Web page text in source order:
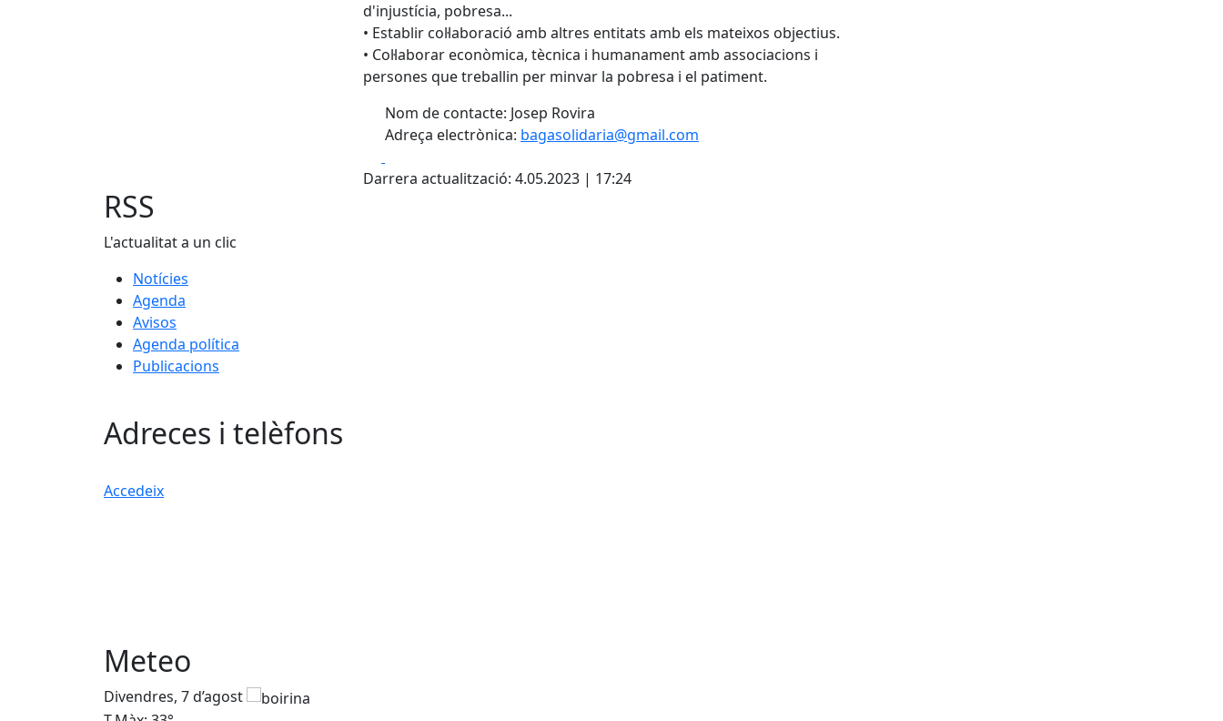
d'injustícia, pobresa...
• Establir col·laboració amb altres entitats amb els mateixos objectius.
• Col·laborar econòmica, tècnica i humanament amb associacions i
persones que treballin per minvar la pobresa i el patiment.
Nom de contacte: Josep Rovira
Adreça electrònica: bagasolidaria@gmail.com
Darrera actualització: 4.05.2023 | 17:24
RSS
L'actualitat a un clic
Notícies
Agenda
Avisos
Agenda política
Publicacions
Adreces i telèfons
Accedeix
Meteo
Divendres, 7 d’agost